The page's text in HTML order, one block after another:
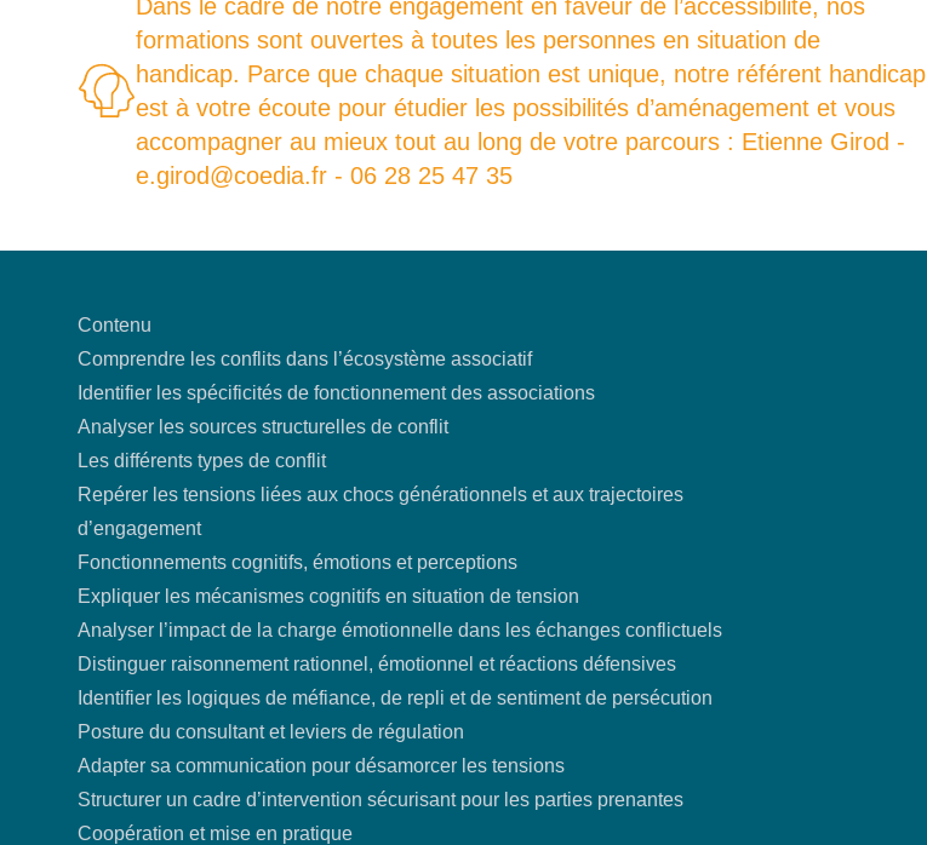
Dans le cadre de notre engagement en faveur de l’accessibilité, nos
formations sont ouvertes à toutes les personnes en situation de
handicap. Parce que chaque situation est unique, notre référent handicap
est à votre écoute pour étudier les possibilités d’aménagement et vous
accompagner au mieux tout au long de votre parcours : Etienne Girod -
e.girod@coedia.fr - 06 28 25 47 35
Contenu
Comprendre les conflits dans l’écosystème associatif
Identifier les spécificités de fonctionnement des associations
Analyser les sources structurelles de conflit
Les différents types de conflit
Repérer les tensions liées aux chocs générationnels et aux trajectoires
d’engagement
Fonctionnements cognitifs, émotions et perceptions
Expliquer les mécanismes cognitifs en situation de tension
Analyser l’impact de la charge émotionnelle dans les échanges conflictuels
Distinguer raisonnement rationnel, émotionnel et réactions défensives
Identifier les logiques de méfiance, de repli et de sentiment de persécution
Posture du consultant et leviers de régulation
Adapter sa communication pour désamorcer les tensions
Structurer un cadre d’intervention sécurisant pour les parties prenantes
Coopération et mise en pratique